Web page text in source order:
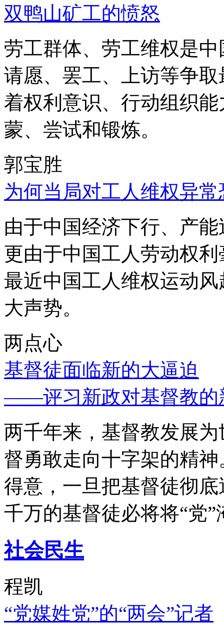
双鸭山矿工的愤怒
劳工群体、劳工维权是
请愿、罢工、上访等争
着权利意识、行动组织
蒙、尝试和锻炼。
郭宝胜
为何当局对工人维权异
由于中国经济下行、产
更由于中国工人劳动权
最近中国工人维权运动
大声势。
两点心
基督徒面临新的大逼迫
——评习新政对基督教的
两千年来，基督教发展
督勇敢走向十字架的精
得意，一旦把基督徒彻
千万的基督徒必将将“党”
社会民生
程凯
“党媒姓党”的“两会”记者